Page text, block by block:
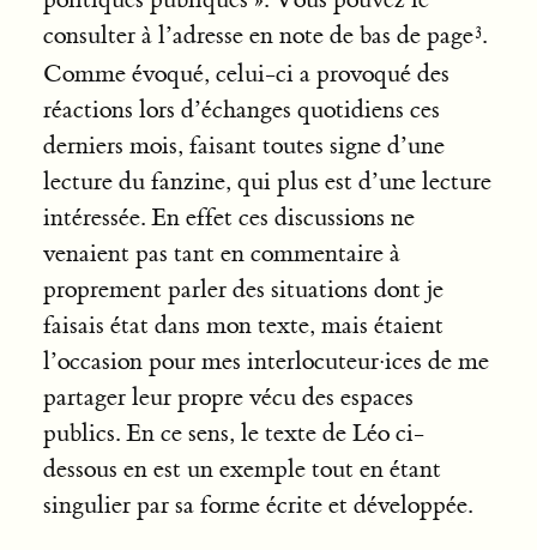
consulter à l’adresse en note de bas de page .
Comme évoqué, celui-ci a provoqué des
réactions lors d’échanges quotidiens ces
derniers mois, faisant toutes signe d’une
lecture du fanzine, qui plus est d’une lecture
intéressée. En effet ces discussions ne
venaient pas tant en commentaire à
proprement parler des situations dont je
faisais état dans mon texte, mais étaient
l’occasion pour mes interlocuteur·ices de me
partager leur propre vécu des espaces
publics. En ce sens, le texte de Léo ci-
dessous en est un exemple tout en étant
singulier par sa forme écrite et développée.